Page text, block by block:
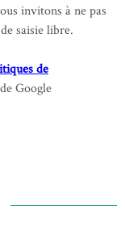
invitons à ne pas
saisie libre.
de
Google